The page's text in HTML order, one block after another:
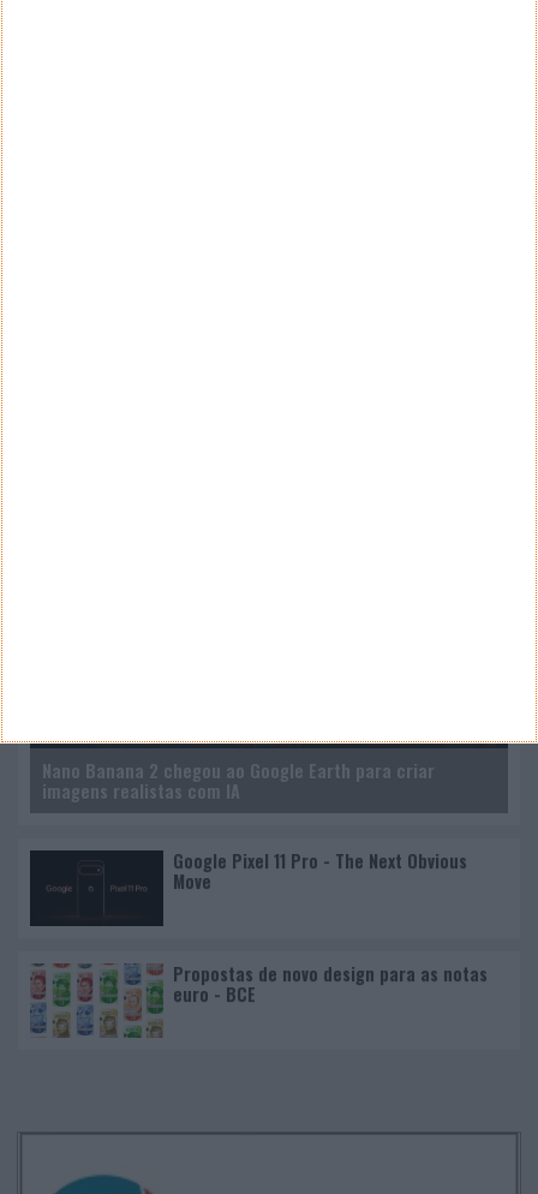
Nano Banana 2 chegou ao Google Earth para criar
imagens realistas com IA
Google Pixel 11 Pro - The Next Obvious
Move
Propostas de novo design para as notas
euro - BCE